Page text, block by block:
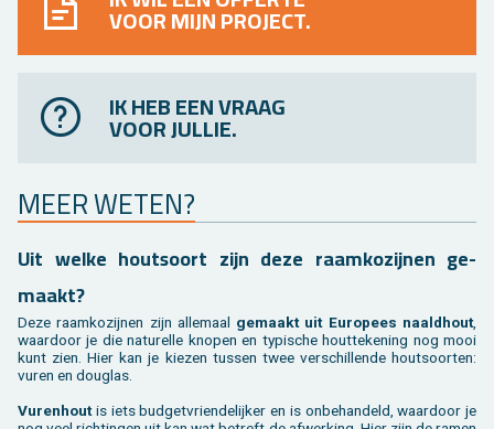
VOOR MIJN PROJECT.
IK HEB EEN VRAAG
VOOR JULLIE.
MEER WETEN?
Uit welke hout­soort zijn deze raam­ko­zij­nen ge­
maakt?
Deze raam­ko­zij­nen zijn al­le­maal ge­maakt uit Eu­ro­pees naald­hout,
waar­door je die na­tu­rel­le kno­pen en ty­pi­sche hout­te­ke­ning nog mooi
kunt zien. Hier kan je kie­zen tus­sen twee ver­schil­len­de hout­soor­ten:
vuren en dou­g­las.
Vu­ren­houtis iets bud­get­vrien­de­lij­ker en is on­be­han­deld, waar­door je